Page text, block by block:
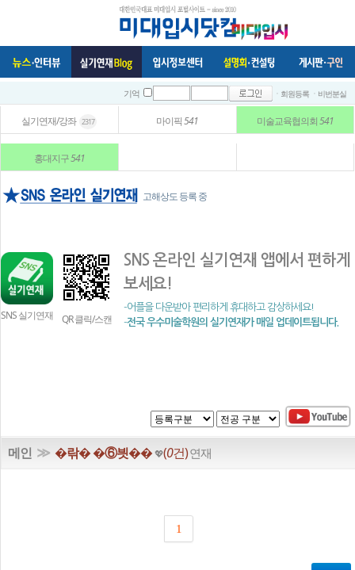
기억 ㆍ회원등록 ㆍ비번분실
실기연재/강좌 2317 마이픽541 미술교육협의회541
홍대지구541
고해상도 등록 중
SNS 실기연재 QR 클릭/스캔
SNS 온라인 실기연재 앱에서 편하게
보세요!
-어플을 다운받아 편리하게 휴대하고 감상하세요!
-전국 우수미술학원의 실기연재가 매일 업데이트됩니다.
메인 ≫ �띾� �⑥븻��💖(0건)연재
1